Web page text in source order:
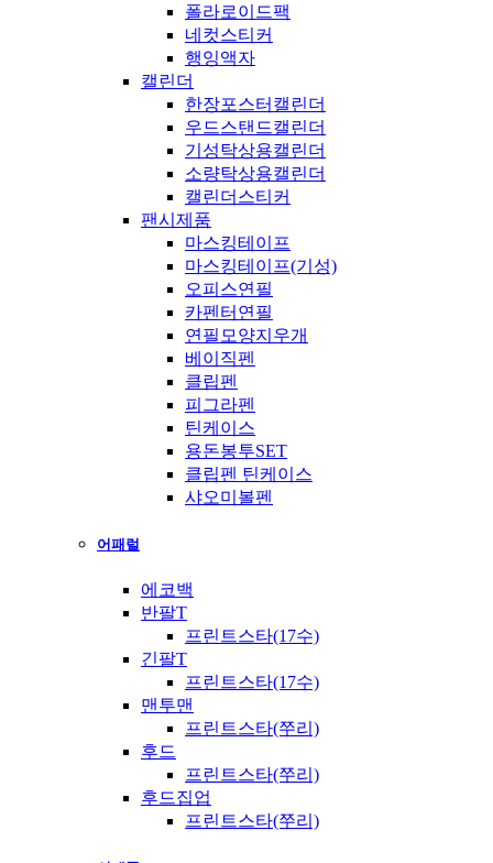
폴라로이드팩
네컷스티커
행잉액자
캘린더
한장포스터캘린더
우드스탠드캘린더
기성탁상용캘린더
소량탁상용캘린더
캘린더스티커
팬시제품
마스킹테이프
마스킹테이프(기성)
오피스연필
카펜터연필
연필모양지우개
베이직펜
클립펜
피그라펜
틴케이스
용돈봉투SET
클립펜 틴케이스
샤오미볼펜
어패럴
에코백
반팔T
프린트스타(17수)
긴팔T
프린트스타(17수)
맨투맨
프린트스타(쭈리)
후드
프린트스타(쭈리)
후드집업
프린트스타(쭈리)